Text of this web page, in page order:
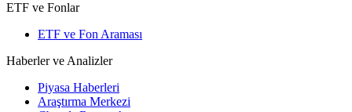
ETF ve Fonlar
ETF ve Fon Araması
Haberler ve Analizler
Piyasa Haberleri
Araştırma Merkezi